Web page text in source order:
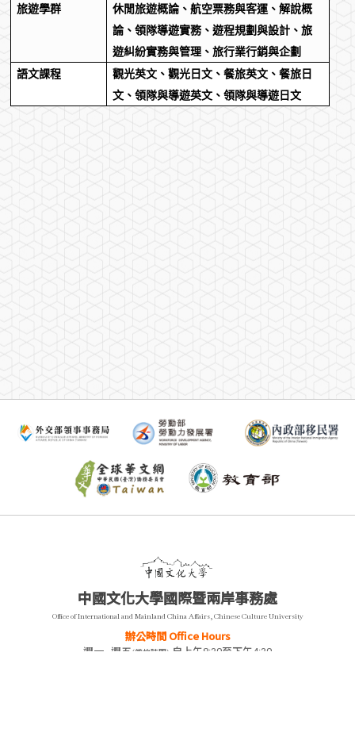
旅遊學群
休閒旅遊概論、航空票務與客運、解說概
論、領隊導遊實務、遊程規劃與設計、旅
遊糾紛實務與管理、旅行業行銷與企劃
語文課程
觀光英文、觀光日文、餐旅英文、餐旅日
文、領隊與導遊英文、領隊與導遊日文
中國文化大學國際暨兩岸事務處
Office of International and Mainland China Affairs, Chinese Culture University
辦公時間 Office Hours
週一~週五(當地時間) 自上午8:30至下午4:30